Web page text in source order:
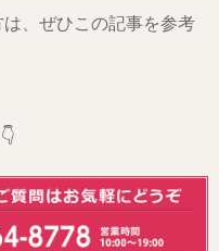
、ぜひこの記事を参考